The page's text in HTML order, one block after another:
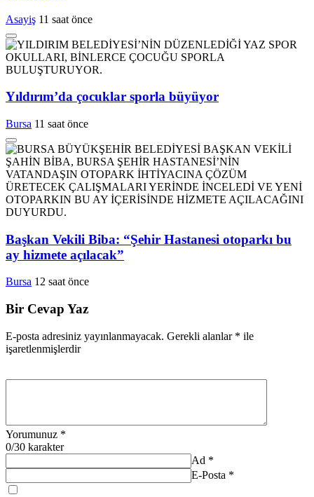
Asayiş 11 saat önce
Yıldırım’da çocuklar sporla büyüyor
Bursa 11 saat önce
Başkan Vekili Biba: “Şehir Hastanesi otoparkı bu
ay hizmete açılacak”
Bursa 12 saat önce
Bir Cevap Yaz
E-posta adresiniz yayınlanmayacak. Gerekli alanlar * ile
işaretlenmişlerdir
Yorumunuz *
0/30 karakter
Ad *
E-Posta *